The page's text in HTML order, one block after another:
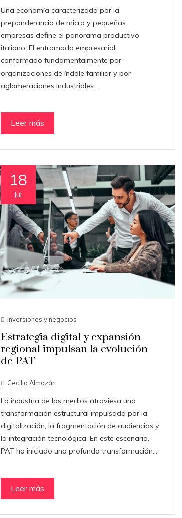
Una economía caracterizada por la
preponderancia de micro y pequeñas
empresas define el panorama productivo
italiano. El entramado empresarial,
conformado fundamentalmente por
organizaciones de índole familiar y por
aglomeraciones industriales…
Leer más
18
Jul
Inversiones y negocios
Estrategia digital y expansión
regional impulsan la evolución
de PAT
Cecilia Almazán
La industria de los medios atraviesa una
transformación estructural impulsada por la
digitalización, la fragmentación de audiencias y
la integración tecnológica. En este escenario,
PAT ha iniciado una profunda transformación…
Leer más